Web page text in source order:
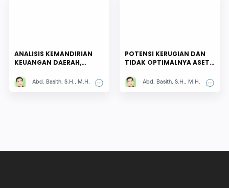
ANALISIS KEMANDIRIAN
KEUANGAN DAERAH,
DAN TINGKAT
KEMISKINAN MASYARAKAT
Abd. Basith, S.H., M.H.
POTENSI KERUGIAN DAN
TIDAK OPTIMALNYA ASET
PENDIDIKAN KABUPATEN
SIDOARJO
Abd. Basith, S.H., M.H.